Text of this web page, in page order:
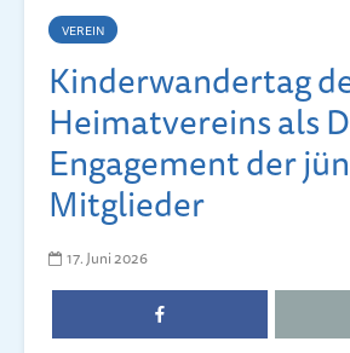
VEREIN
Kinderwandertag
Heimatvereins als
Engagement der
Mitglieder
17. Juni 2026